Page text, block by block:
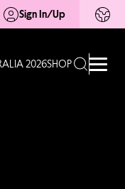
Sign In/Up
2026SHOP